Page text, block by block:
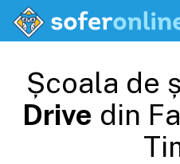
Școala de
Drive din